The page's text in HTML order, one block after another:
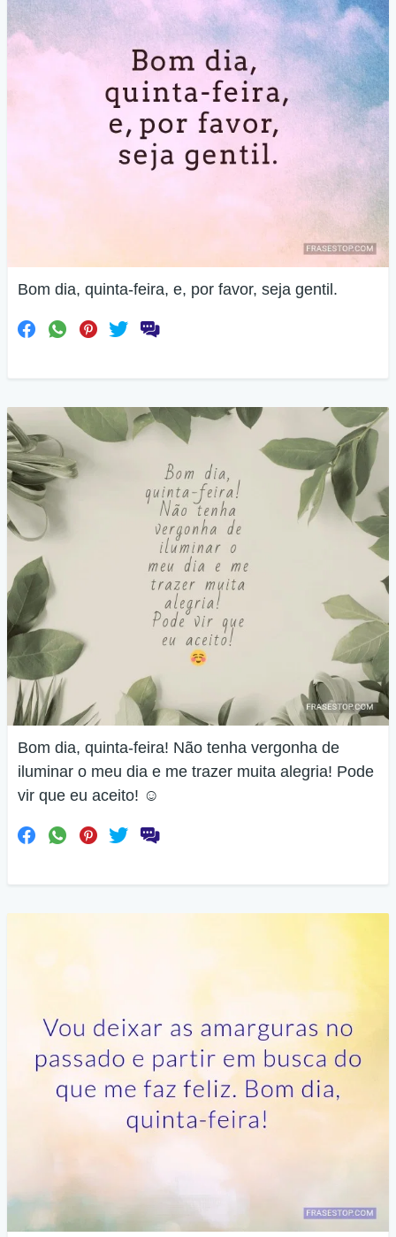
Bom dia, quinta-feira, e, por favor, seja gentil.
Bom dia, quinta-feira! Não tenha vergonha de
iluminar o meu dia e me trazer muita alegria! Pode
vir que eu aceito! ☺